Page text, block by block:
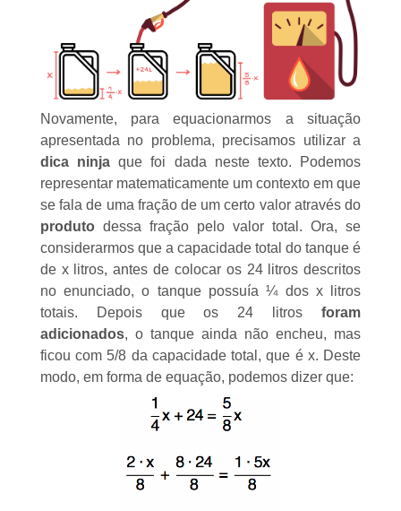
Novamente, para equacionarmos a situação
apresentada no problema, precisamos utilizar a
dica ninjaque foi dada neste texto. Podemos
representar matematicamente um contexto em que
se fala de uma fração de um certo valor através do
produto dessa fração pelo valor total. Ora, se
considerarmos que a capacidade total do tanque é
de x litros, antes de colocar os 24 litros descritos
no enunciado, o tanque possuía ¼ dos x litros
totais. Depois que os 24 litrosforam
adicionados, o tanque ainda não encheu, mas
ficou com 5/8 da capacidade total, que é x. Deste
modo, em forma de equação, podemos dizer que: